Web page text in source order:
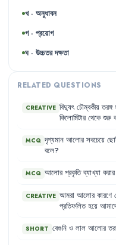
খ · অনুধাবন
গ · প্রয়োগ
ঘ · উচ্চতর দক্ষতা
RELATED QUESTIONS
CREATIVE বিদ্যুৎ চৌম্বকীয় তরঙ্গ
কিলোমিটার থেকে শুরু
যা 400 nmথেকে
সাথে তা নীল, সবুজ,
MCQ দৃশ্যমান আলোর সবচেয়ে
বলে?
MCQ আলোর প্রকৃতি ব্যাখ্যা করার
CREATIVE আমরা আলোর কারণে
প্রতিফলিত হয়ে
ও শোষণ এই তিনটি
SHORT বেগুনি ও লাল আলোর